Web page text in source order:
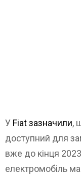
У Fiat зазначили,
доступний для
вже до кінця
електромобіль